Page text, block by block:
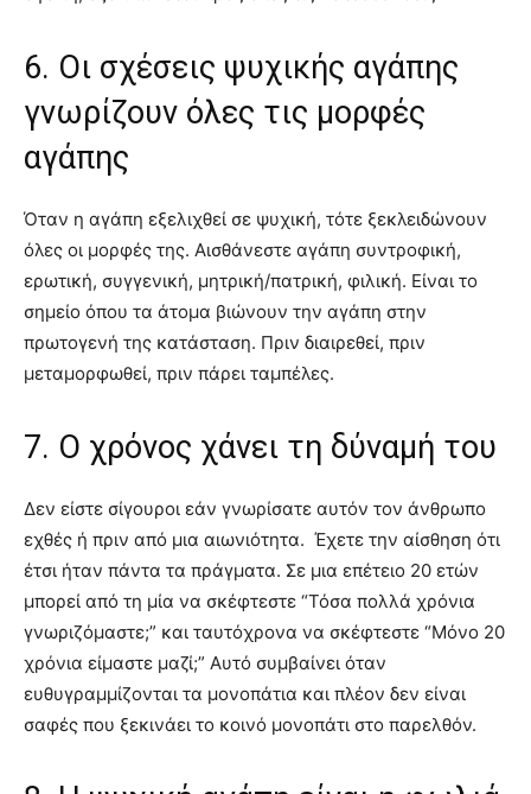
6. Οι σχέσεις ψυχικής αγάπης
γνωρίζουν όλες τις μορφές
αγάπης
Όταν η αγάπη εξελιχθεί σε ψυχική, τότε ξεκλειδώνουν
όλες οι μορφές της. Αισθάνεστε αγάπη συντροφική,
ερωτική, συγγενική, μητρική/πατρική, φιλική. Είναι το
σημείο όπου τα άτομα βιώνουν την αγάπη στην
πρωτογενή της κατάσταση. Πριν διαιρεθεί, πριν
μεταμορφωθεί, πριν πάρει ταμπέλες.
7. Ο χρόνος χάνει τη δύναμή του
Δεν είστε σίγουροι εάν γνωρίσατε αυτόν τον άνθρωπο
εχθές ή πριν από μια αιωνιότητα. Έχετε την αίσθηση ότι
έτσι ήταν πάντα τα πράγματα. Σε μια επέτειο 20 ετών
μπορεί από τη μία να σκέφτεστε “Τόσα πολλά χρόνια
γνωριζόμαστε;” και ταυτόχρονα να σκέφτεστε “Μόνο 20
χρόνια είμαστε μαζί;” Αυτό συμβαίνει όταν
ευθυγραμμίζονται τα μονοπάτια και πλέον δεν είναι
σαφές που ξεκινάει το κοινό μονοπάτι στο παρελθόν.